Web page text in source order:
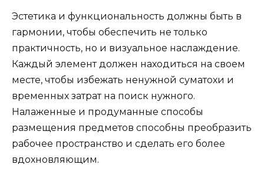
Эстетика и функциональность должны быть в
гармонии, чтобы обеспечить не только
практичность, но и визуальное наслаждение.
Каждый элемент должен находиться на своем
месте, чтобы избежать ненужной суматохи и
временных затрат на поиск нужного.
Налаженные и продуманные способы
размещения предметов способны преобразить
рабочее пространство и сделать его более
вдохновляющим.